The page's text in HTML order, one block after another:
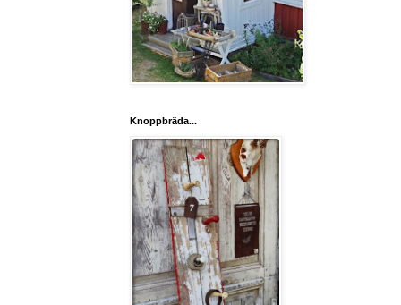
Knoppbräda...